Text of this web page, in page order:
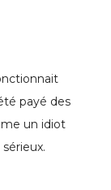
payé des
un idiot